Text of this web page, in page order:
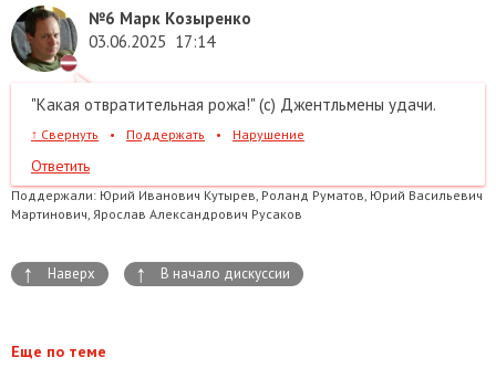
№6 Марк Козыренко
03.06.2025 17:14
"Какая отвратительная рожа!" (с) Джентльмены удачи.
↑ Свернуть • Поддержать • Нарушение
Ответить
Поддержали: Юрий Иванович Кутырев, Роланд Руматов, Юрий Васильевич
Мартинович, Ярослав Александрович Русаков
↑ Наверх ↑ В начало дискуссии
Еще по теме